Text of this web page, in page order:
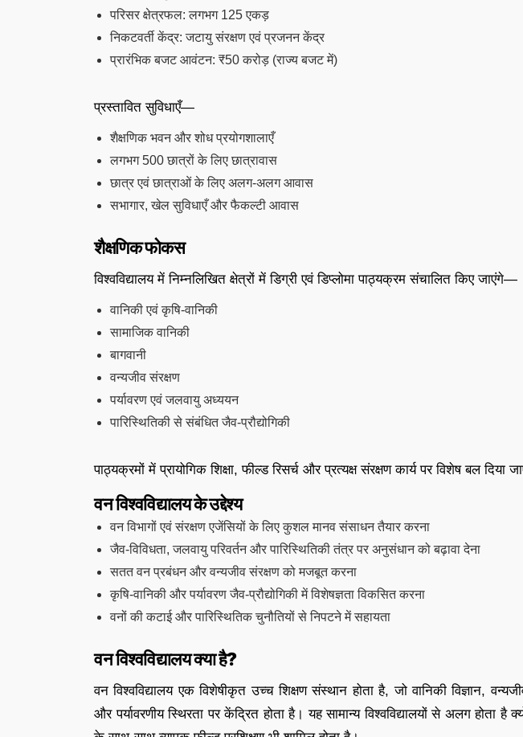
परिसर क्षेत्रफल: लगभग 125 एकड़
निकटवर्ती केंद्र: जटायु संरक्षण एवं प्रजनन केंद्र
प्रारंभिक बजट आवंटन: ₹50 करोड़ (राज्य बजट में)
प्रस्तावित सुविधाएँ—
शैक्षणिक भवन और शोध प्रयोगशालाएँ
लगभग 500 छात्रों के लिए छात्रावास
छात्र एवं छात्राओं के लिए अलग-अलग आवास
सभागार, खेल सुविधाएँ और फैकल्टी आवास
शैक्षणिक फोकस
विश्वविद्यालय में निम्नलिखित क्षेत्रों में डिग्री एवं डिप्लोमा पाठ्यक्रम संचालित किए जाएंगे—
वानिकी एवं कृषि-वानिकी
सामाजिक वानिकी
बागवानी
वन्यजीव संरक्षण
पर्यावरण एवं जलवायु अध्ययन
पारिस्थितिकी से संबंधित जैव-प्रौद्योगिकी
पाठ्यक्रमों में प्रायोगिक शिक्षा, फील्ड रिसर्च और प्रत्यक्ष संरक्षण कार्य पर विशेष बल दिया
वन विश्वविद्यालय के उद्देश्य
वन विभागों एवं संरक्षण एजेंसियों के लिए कुशल मानव संसाधन तैयार करना
जैव-विविधता, जलवायु परिवर्तन और पारिस्थितिकी तंत्र पर अनुसंधान को बढ़ावा देना
सतत वन प्रबंधन और वन्यजीव संरक्षण को मजबूत करना
कृषि-वानिकी और पर्यावरण जैव-प्रौद्योगिकी में विशेषज्ञता विकसित करना
वनों की कटाई और पारिस्थितिक चुनौतियों से निपटने में सहायता
वन विश्वविद्यालय क्या है?
वन विश्वविद्यालय एक विशेषीकृत उच्च शिक्षण संस्थान होता है, जो वानिकी विज्ञान,
और पर्यावरणीय स्थिरता पर केंद्रित होता है। यह सामान्य विश्वविद्यालयों से अलग होता है